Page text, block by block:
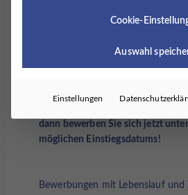
Ein familiäres Arbeitsklima in
Firmenfitness über EGYM
dann bewerben Sie sich jetzt
möglichen Einstiegsdatums!
Bewerbungen mit Lebenslauf und
Cookie-
Auswahl
Einstellungen